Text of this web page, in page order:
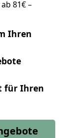
81€ –
Ihren
für Ihren